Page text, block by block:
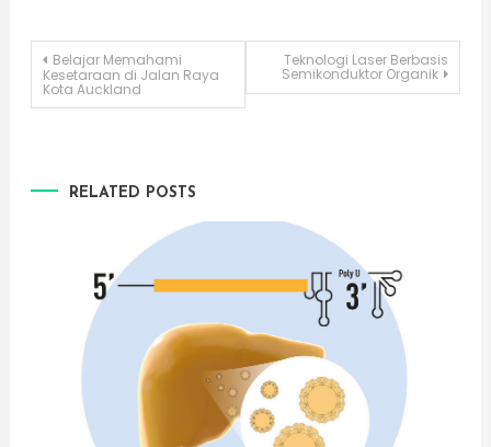
Post
navigation
Belajar Memahami
Kesetaraan di Jalan Raya
Kota Auckland
Teknologi Laser Berbasis
Semikonduktor Organik
RELATED POSTS